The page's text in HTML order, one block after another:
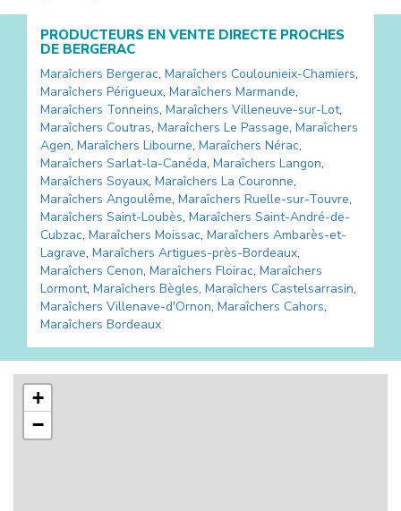
PRODUCTEURS EN VENTE DIRECTE PROCHES
DE BERGERAC
Maraîchers Bergerac, Maraîchers Coulounieix-Chamiers,
Maraîchers Périgueux, Maraîchers Marmande,
Maraîchers Tonneins, Maraîchers Villeneuve-sur-Lot,
Maraîchers Coutras, Maraîchers Le Passage, Maraîchers
Agen, Maraîchers Libourne, Maraîchers Nérac,
Maraîchers Sarlat-la-Canéda, Maraîchers Langon,
Maraîchers Soyaux, Maraîchers La Couronne,
Maraîchers Angoulême, Maraîchers Ruelle-sur-Touvre,
Maraîchers Saint-Loubès, Maraîchers Saint-André-de-
Cubzac, Maraîchers Moissac, Maraîchers Ambarès-et-
Lagrave, Maraîchers Artigues-près-Bordeaux,
Maraîchers Cenon, Maraîchers Floirac, Maraîchers
Lormont, Maraîchers Bègles, Maraîchers Castelsarrasin,
Maraîchers Villenave-d'Ornon, Maraîchers Cahors,
Maraîchers Bordeaux
+
−